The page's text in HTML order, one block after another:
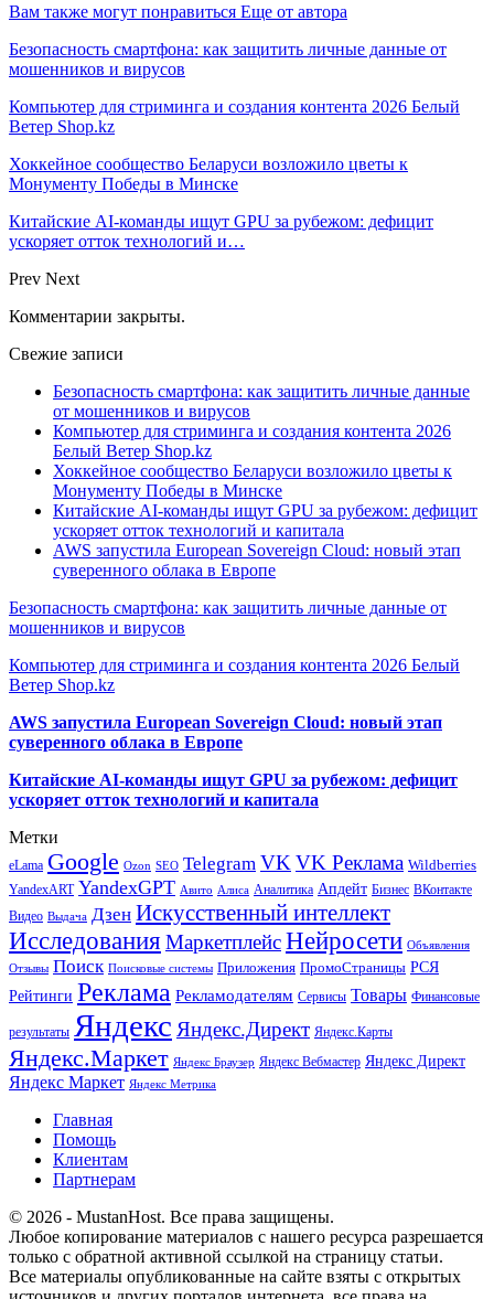
Вам также могут понравиться Еще от автора
Безопасность смартфона: как защитить личные данные от
мошенников и вирусов
Компьютер для стриминга и создания контента 2026 Белый
Ветер Shop.kz
Хоккейное сообщество Беларуси возложило цветы к
Монументу Победы в Минске
Китайские AI-команды ищут GPU за рубежом: дефицит
ускоряет отток технологий и…
Prev Next
Комментарии закрыты.
Свежие записи
Безопасность смартфона: как защитить личные данные
от мошенников и вирусов
Компьютер для стриминга и создания контента 2026
Белый Ветер Shop.kz
Хоккейное сообщество Беларуси возложило цветы к
Монументу Победы в Минске
Китайские AI-команды ищут GPU за рубежом: дефицит
ускоряет отток технологий и капитала
AWS запустила European Sovereign Cloud: новый этап
суверенного облака в Европе
Безопасность смартфона: как защитить личные данные от
мошенников и вирусов
Компьютер для стриминга и создания контента 2026 Белый
Ветер Shop.kz
AWS запустила European Sovereign Cloud: новый этап
суверенного облака в Европе
Китайские AI-команды ищут GPU за рубежом: дефицит
ускоряет отток технологий и капитала
Метки
eLama Google Ozon SEO Telegram VK VK Реклама Wildberries
YandexART YandexGPT Авито Алиса Аналитика Апдейт Бизнес ВКонтакте
Видео Выдача Дзен Искусственный интеллект
Исследования МаркетплейсНейросети Объявления
Отзывы Поиск Поисковые системы Приложения ПромоСтраницы РСЯ
Рейтинги Реклама Рекламодателям Сервисы Товары Финансовые
результаты Яндекс Яндекс.Директ Яндекс.Карты
Яндекс.Маркет Яндекс Браузер Яндекс Вебмастер Яндекс Директ
Яндекс Маркет Яндекс Метрика
Главная
Помощь
Клиентам
Партнерам
© 2026 - MustanHost. Все права защищены.
Любое копирование материалов с нашего ресурса разрешается
только с обратной активной ссылкой на страницу статьи.
Все материалы опубликованные на сайте взяты с открытых